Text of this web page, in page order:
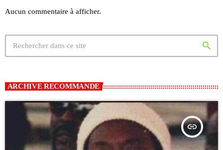
Aucun commentaire à afficher.
search
ARCHIVE RECOMMANDE
insert_link